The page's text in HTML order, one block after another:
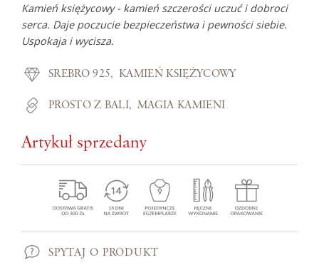
Kamień księżycowy - kamień szczerości uczuć i dobroci
serca. Daje poczucie bezpieczeństwa i pewności siebie.
Uspokaja i wycisza.
SREBRO 925 KAMIEŃ KSIĘŻYCOWY
PROSTO Z BALI MAGIA KAMIENI
Artykuł sprzedany
SPYTAJ O PRODUKT